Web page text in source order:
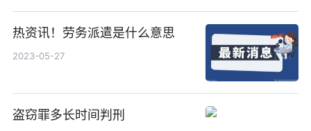
热资讯！劳务派遣是什么意思
2023-05-27
盗窃罪多长时间判刑